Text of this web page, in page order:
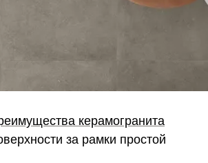
керамогранита
за рамки простой